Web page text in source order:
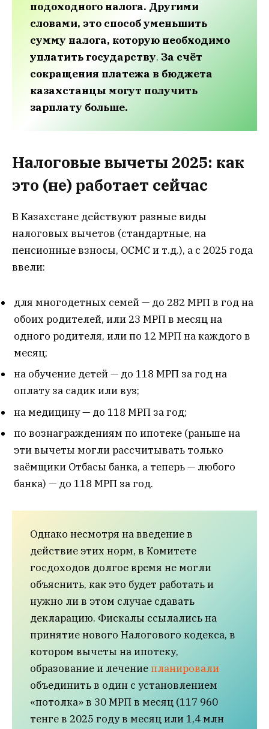
подоходного налога. Другими
словами, это способ уменьшить
сумму налога, которую необходимо
уплатить государству. За счёт
сокращения платежа в бюджета
казахстанцы могут получить
зарплату больше.
Налоговые вычеты 2025: как
это (не) работает сейчас
В Казахстане действуют разные виды
налоговых вычетов (стандартные, на
пенсионные взносы, ОСМС и т.д.), а с 2025 года
ввели:
для многодетных семей — до 282 МРП в год на
обоих родителей, или 23 МРП в месяц на
одного родителя, или по 12 МРП на каждого в
месяц;
на обучение детей — до 118 МРП за год на
оплату за садик или вуз;
на медицину — до 118 МРП за год;
по вознаграждениям по ипотеке (раньше на
эти вычеты могли рассчитывать только
заёмщики Отбасы банка, а теперь — любого
банка) — до 118 МРП за год.
Однако несмотря на введение в
действие этих норм, в Комитете
госдоходов долгое время не могли
объяснить, как это будет работать и
нужно ли в этом случае сдавать
декларацию. Фискалы ссылались на
принятие нового Налогового кодекса, в
котором вычеты на ипотеку,
образование и лечениепланировали
объединить в один с установлением
«потолка» в 30 МРП в месяц (117 960
тенге в 2025 году в месяц или 1,4 млн